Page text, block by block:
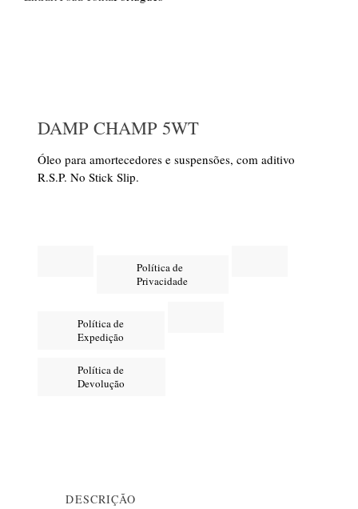
DAMP CHAMP 5WT
Óleo para amortecedores e suspensões, com aditivo
R.S.P. No Stick Slip.
Política de
Privacidade
Política de
Expedição
Política de
Devolução
DESCRIÇÃO